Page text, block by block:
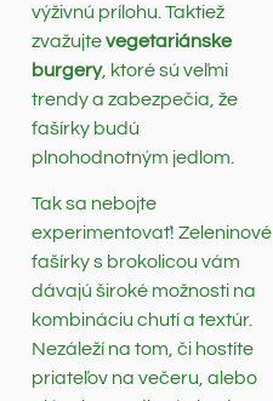
výživnú prílohu. Taktiež
zvažujtevegetariánske
burgery, ktoré sú veľmi
trendy a zabezpečia, že
fašírky budú
plnohodnotným jedlom.
Tak sa nebojte
experimentovať! Zeleninové
fašírky s brokolicou vám
dávajú široké možnosti na
kombináciu chutí a textúr.
Nezáleží na tom, či hostíte
priateľov na večeru, alebo